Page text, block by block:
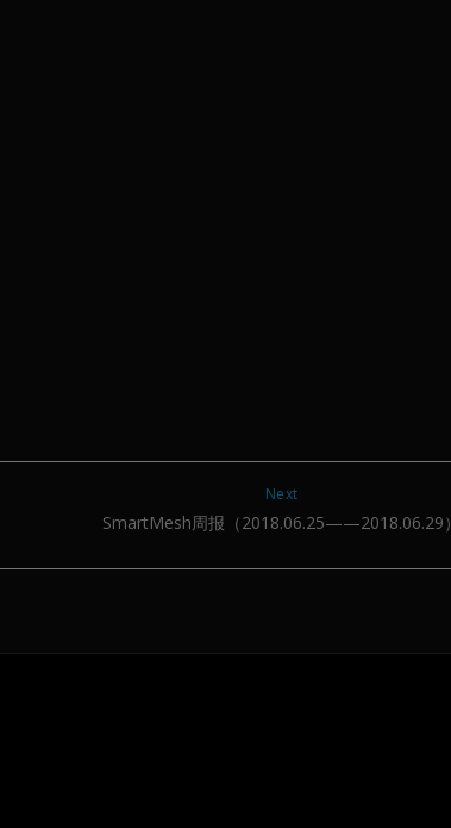
Next
SmartMesh周报（2018.06.25——2018.06.29）